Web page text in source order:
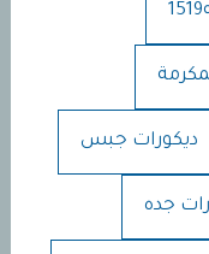
ديكورات جبس
جده